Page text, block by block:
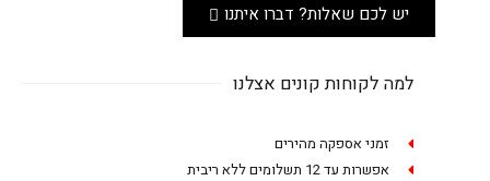
יש לכם שאלות? דברו איתנו
למה לקוחות קונים אצלנו
זמני אספקה מהירים
אפשרות עד 12 תשלומים ללא ריבית